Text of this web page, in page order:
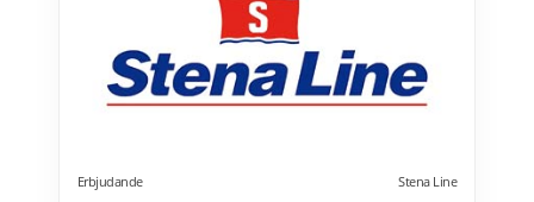
Erbjudande Stena Line